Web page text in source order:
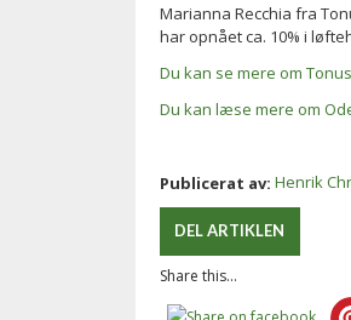
Marianna Recchia fra
har opnået ca. 10% i
Du kan se mere om
Du kan læse mere om
Publicerat av: Henrik
DEL ARTIKLEN
Share this...